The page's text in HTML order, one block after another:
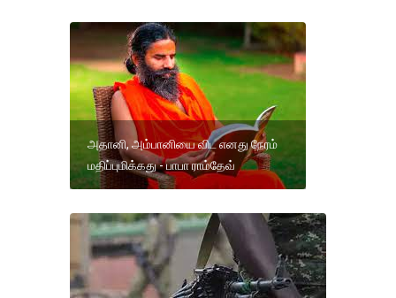
அதானி, அம்பானியை விட எனது நேரம்
மதிப்புமிக்கது - பாபா ராம்தேவ்